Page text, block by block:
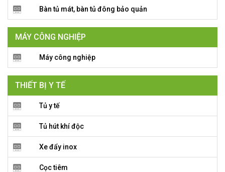
Bàn tủ mát, bàn tủ đông bảo quản
MÁY CÔNG NGHIỆP
Máy công nghiệp
THIẾT BỊ Y TẾ
Tủ y tế
Tủ hút khí độc
Xe đẩy inox
Cọc tiêm